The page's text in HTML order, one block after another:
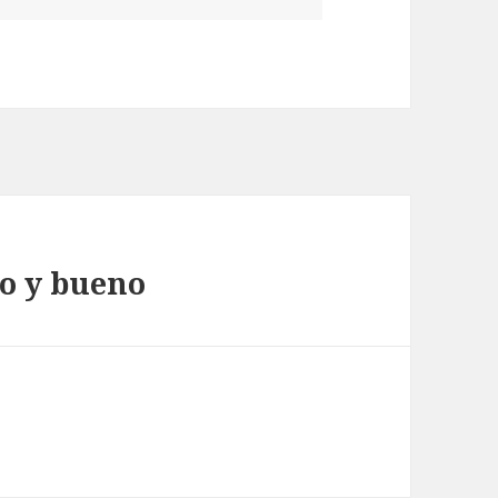
y bueno